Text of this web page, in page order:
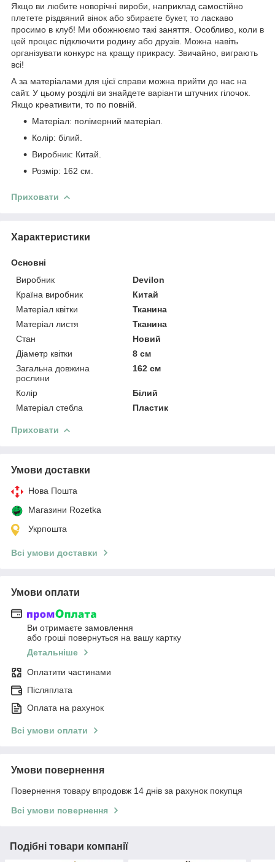
Якщо ви любите новорічні вироби, наприклад самостійно
плетете різдвяний вінок або збираєте букет, то ласкаво
просимо в клуб! Ми обожнюємо такі заняття. Особливо, коли в
цей процес підключити родину або друзів. Можна навіть
організувати конкурс на кращу прикрасу. Звичайно, виграють
всі!
А за матеріалами для цієї справи можна прийти до нас на
сайт. У цьому розділі ви знайдете варіанти штучних гілочок.
Якщо креативити, то по повній.
Матеріал: полімерний матеріал.
Колір: білий.
Виробник: Китай.
Розмір: 162 см.
Приховати
Характеристики
Основні
Виробник
Devilon
Країна виробник
Китай
Матеріал квітки
Тканина
Матеріал листя
Тканина
Стан
Новий
Діаметр квітки
8 см
Загальна довжина
рослини
162 см
Колір
Білий
Матеріал стебла
Пластик
Приховати
Умови доставки
Нова Пошта
Магазини Rozetka
Укрпошта
Всі умови доставки
Умови оплати
Ви отримаєте замовлення
або гроші повернуться на вашу картку
Детальніше
Оплатити частинами
Післяплата
Оплата на рахунок
Всі умови оплати
Умови повернення
Повернення товару впродовж 14 днів за рахунок покупця
Всі умови повернення
Подібні товари компанії